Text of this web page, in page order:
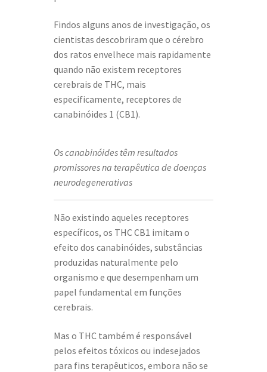
Findos alguns anos de investigação, os
cientistas descobriram que o cérebro
dos ratos envelhece mais rapidamente
quando não existem receptores
cerebrais de THC, mais
especificamente, receptores de
canabinóides 1 (CB1).
Os canabinóides têm resultados
promissores na terapêutica de doenças
neurodegenerativas
Não existindo aqueles receptores
específicos, os THC CB1 imitam o
efeito dos canabinóides, substâncias
produzidas naturalmente pelo
organismo e que desempenham um
papel fundamental em funções
cerebrais.
Mas o THC também é responsável
pelos efeitos tóxicos ou indesejados
para fins terapêuticos, embora não se